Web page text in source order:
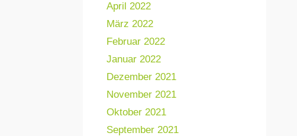
April 2022
März 2022
Februar 2022
Januar 2022
Dezember 2021
November 2021
Oktober 2021
September 2021